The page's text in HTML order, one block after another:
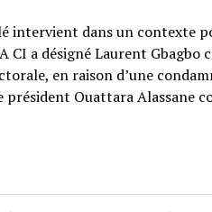
intervient dans un contexte
CI a désigné Laurent
en raison d’une
Ouattara Alassane